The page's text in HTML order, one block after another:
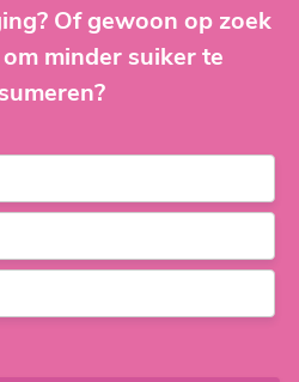
Of gewoon op zoek
minder suiker te